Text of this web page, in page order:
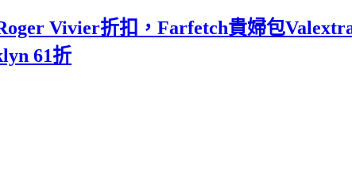
Vivier折扣，Farfetch貴婦包
61折